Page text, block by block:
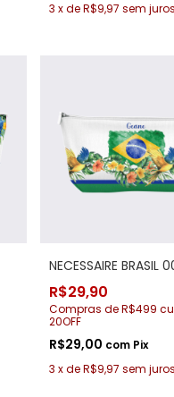
3 xdeR$9,97 sem juros
NECESSAIRE BRASIL
R$29,90
Compras de R$499
20OFF
R$29,00 com Pix
3 xdeR$9,97 sem juros